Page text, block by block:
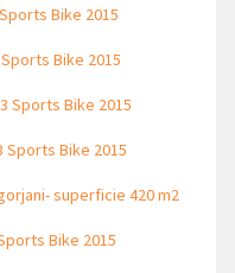
Bike 2015
Sports Bike 2015
Sports Bike 2015
Sports Bike 2015
superficie 420 m2
Bike 2015